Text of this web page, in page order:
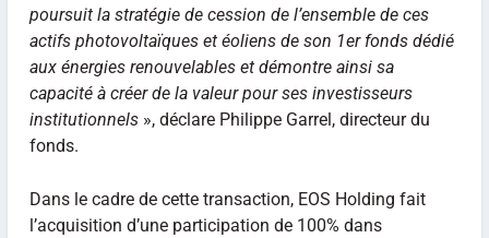
poursuit la stratégie de cession de l’ensemble de ces
actifs photovoltaïques et éoliens de son 1er fonds dédié
aux énergies renouvelables et démontre ainsi sa
capacité à créer de la valeur pour ses investisseurs
institutionnels », déclare Philippe Garrel, directeur du
fonds.
Dans le cadre de cette transaction, EOS Holding fait
l’acquisition d’une participation de 100% dans